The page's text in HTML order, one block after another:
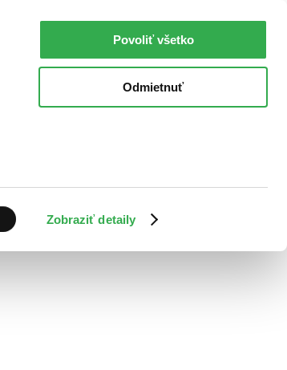
Zobraziť detaily
Povoliť všetko
Odmietnuť